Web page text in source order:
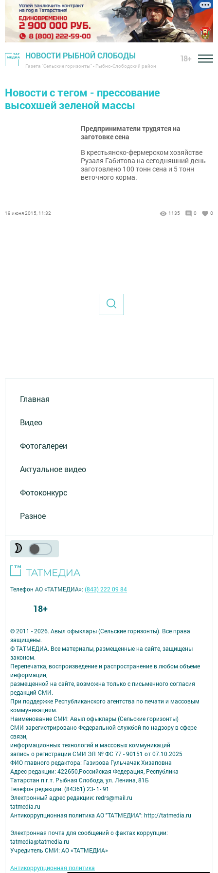
НОВОСТИ РЫБНОЙ СЛОБОДЫ
Газета "Сельские горизонты" - Рыбно-Слободский район
18+
Новости с тегом - прессование
высохшей зеленой массы
Предприниматели трудятся на
заготовке сена
В крестьянско-фермерском хозяйстве
Рузаля Габитова на сегодняшний день
заготовлено 100 тонн сена и 5 тонн
веточного корма.
19 июня 2015, 11:32 1135 0 0
Главная
Видео
Фотогалереи
Актуальное видео
Фотоконкурс
Разное
© 2011 - 2026. Авыл офыклары (Сельские горизонты). Все права
защищены.
© ТАТМЕДИА. Все материалы, размещенные на сайте, защищены
законом.
Перепечатка, воспроизведение и распространение в любом объеме
информации,
размещенной на сайте, возможна только с письменного согласия
редакций СМИ.
При поддержке Республиканского агентства по печати и массовым
коммуникациям.
Наименование СМИ: Авыл офыклары (Сельские горизонты)
СМИ зарегистрировано Федеральной службой по надзору в сфере
связи,
информационных технологий и массовых коммуникаций
запись о регистрации СМИ ЭЛ № ФС 77 - 90151 от 07.10.2025
ФИО главного редактора: Газизова Гульчачак Хизаповна
Адрес редакции: 422650,Российская Федерация, Республика
Татарстан п.г.т. Рыбная Слобода, ул. Ленина, 81Б
Телефон редакции: (84361) 23- 1- 91
Электронный адрес редакции: redrs@mail.ru
tatmedia.ru
Антикоррупционная политика АО "ТАТМЕДИА": http://tatmedia.ru
Электронная почта для сообщений о фактах коррупции:
tatmedia@tatmedia.ru
Учредитель СМИ: АО «ТАТМЕДИА»
Антикоррупционная политика
Телефон АО «ТАТМЕДИА»:(843) 222 09 84
18+